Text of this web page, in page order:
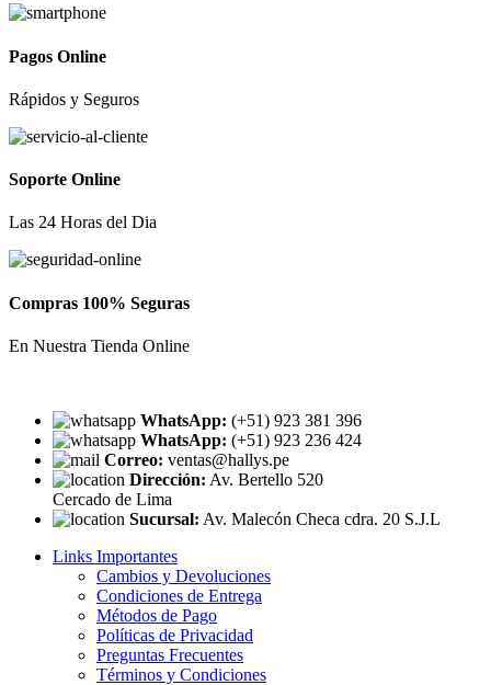
Pagos Online
Rápidos y Seguros
Soporte Online
Las 24 Horas del Dia
Compras 100% Seguras
En Nuestra Tienda Online
WhatsApp: (+51) 923 381 396
WhatsApp: (+51) 923 236 424
Correo: ventas@hallys.pe
Dirección: Av. Bertello 520
Cercado de Lima
Sucursal: Av. Malecón Checa cdra. 20 S.J.L
Links Importantes
Cambios y Devoluciones
Condiciones de Entrega
Métodos de Pago
Políticas de Privacidad
Preguntas Frecuentes
Términos y Condiciones